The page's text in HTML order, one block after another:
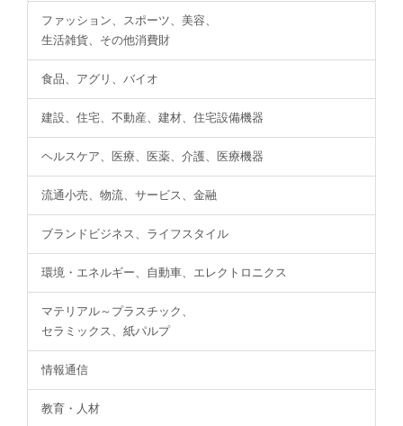
ファッション、スポーツ、美容、
生活雑貨、その他消費財
食品、アグリ、バイオ
建設、住宅、不動産、建材、住宅設備機器
ヘルスケア、医療、医薬、介護、医療機器
流通小売、物流、サービス、金融
ブランドビジネス、ライフスタイル
環境・エネルギー、自動車、エレクトロニクス
マテリアル～プラスチック、
セラミックス、紙パルプ
情報通信
教育・人材